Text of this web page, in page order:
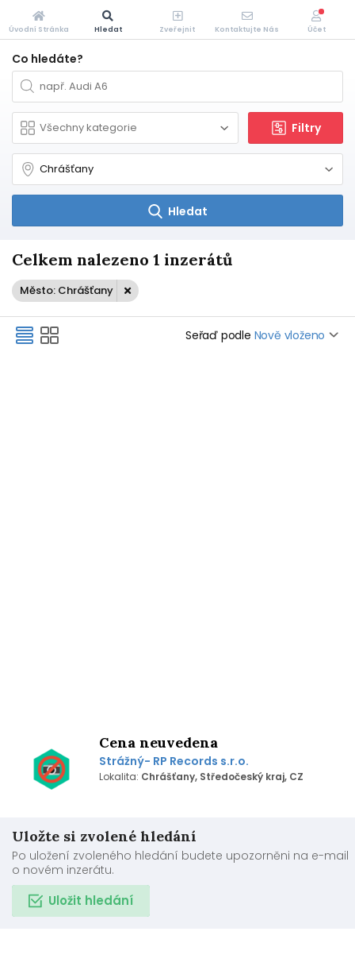
Co hledáte?
Filtry
Hledat
Celkem nalezeno 1 inzerátů
Město: Chrášťany
Seřaď podle Nově vloženo
Cena neuvedena
Strážný- RP Records s.r.o.
Lokalita: Chrášťany, Středočeský kraj, CZ
Uložte si zvolené hledání
Po uložení zvoleného hledání budete upozorněni na e-mail
o novém inzerátu.
Uložit hledání
Úvodní Stránka Hledat Zveřejnit Kontaktujte Nás Účet